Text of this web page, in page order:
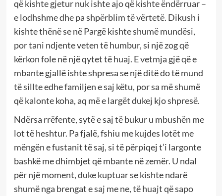
që kishte gjetur nuk ishte ajo që kishte ëndërruar –
e lodhshme dhe pa shpërblim të vërtetë. Dikush i
kishte thënë se në Pargë kishte shumë mundësi,
por tani ndjente veten të humbur, si një zog që
kërkon fole në një qytet të huaj. E vetmja gjë që e
mbante gjallë ishte shpresa se një ditë do të mund
të sillte edhe familjen e saj këtu, por sa më shumë
që kalonte koha, aq më e largët dukej kjo shpresë.
Ndërsa rrëfente, sytë e saj të bukur u mbushën me
lot të heshtur. Pa fjalë, fshiu me kujdes lotët me
mëngën e fustanit të saj, si të përpiqej t’i largonte
bashkë me dhimbjet që mbante në zemër. U ndal
për një moment, duke kuptuar se kishte ndarë
shumë nga brengat e saj me ne, të huajt që sapo